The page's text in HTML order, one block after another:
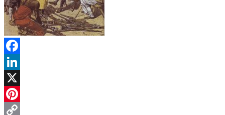
Facebook
LinkedIn
X
Pinterest